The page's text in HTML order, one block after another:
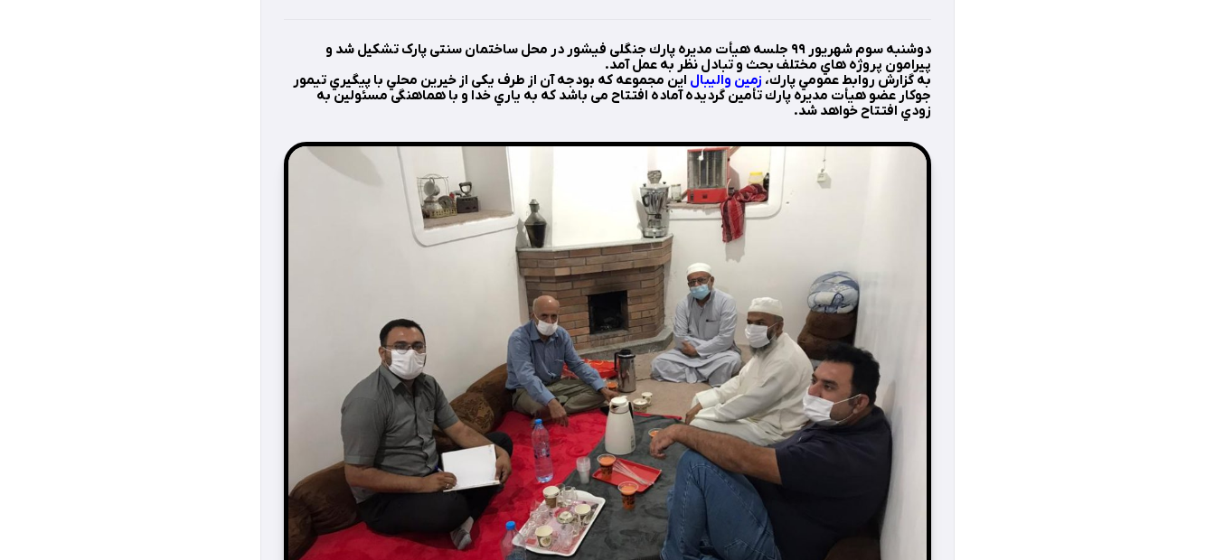
دوشنبه سوم شهريور ٩٩ جلسه هيأت مديره پارك جنگلی فيشور در محل ساختمان سنتی پارک تشكيل شد و
پيرامون پروژه هاي مختلف بحث و تبادل نظر به عمل آمد.
به گزارش روابط عمومي پارك، زمين واليبال اين مجموعه كه بودجه آن از طرف يكی از خيرين محلي با پيگيري تيمور
جوكار عضو هيأت مديره پارك تأمين گرديده آماده افتتاح می باشد كه به ياري خدا و با هماهنگی مسئولين به
زودي افتتاح خواهد شد.